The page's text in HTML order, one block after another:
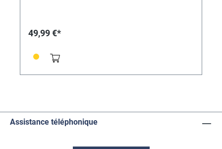
49,99 €*
Assistance téléphonique